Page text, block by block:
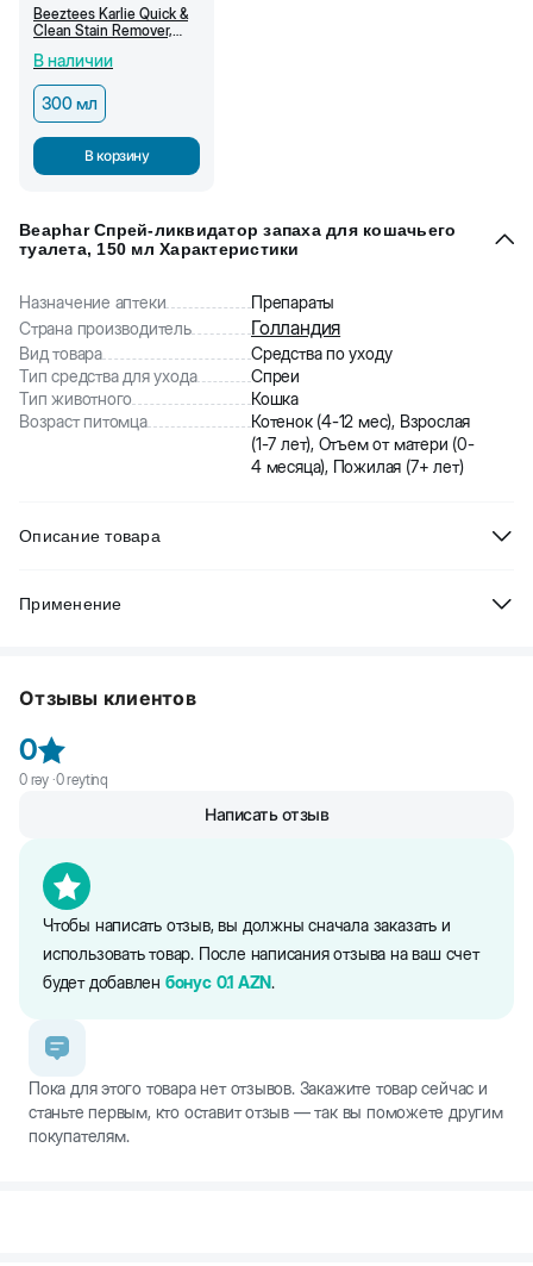
Beeztees Karlie Quick &
Clean Stain Remover,
300 мл
В наличии
300 мл
В корзину
Beaphar Спрей-ликвидатор запаха для кошачьего
туалета, 150 мл Характеристики
Назначение аптеки
Препараты
Страна производитель
Голландия
Вид товара
Средства по уходу
Тип средства для ухода
Спреи
Тип животного
Кошка
Возраст питомца
Котенок (4-12 мес), Взрослая
(1-7 лет), Отъем от матери (0-
4 месяца), Пожилая (7+ лет)
Описание товара
туалета. Нейтрализует неприятные запахи. При постоянном
Применение
лоток высохнет.
Отзывы клиентов
0
0rəy ·0reytinq
Чтобы написать отзыв, вы должны сначала заказать и
использовать товар. После написания отзыва на ваш счет
будет добавлен бонус 0.1 AZN.
Написать отзыв
Пока для этого товара нет отзывов. Закажите товар сейчас и
станьте первым, кто оставит отзыв — так вы поможете другим
покупателям.